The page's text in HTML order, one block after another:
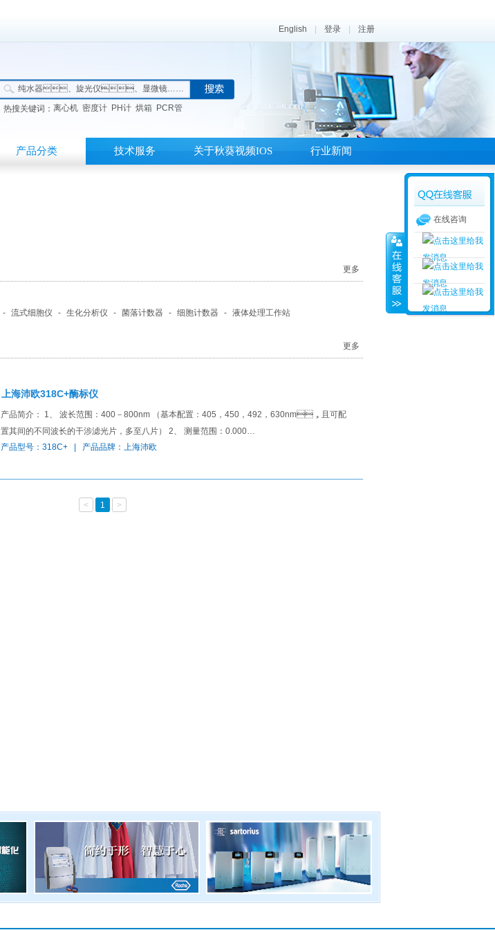
English 登录 注册
热搜关键词： 离心机 密度计 PH计 烘箱 PCR管
产品分类 技术服务 关于秋葵视频IOS 行业新闻
更多
- 流式细胞仪 - 生化分析仪 - 菌落计数器 - 细胞计数器 - 液体处理工作站
更多
上海沛欧318C+酶标仪
产品简介： 1、 波长范围：400－800nm （基本配置：405，450，492，630nm，且可配
置其间的不同波长的干涉滤光片，多至八片） 2、 测量范围：0.000…
产品型号：318C+ | 产品品牌：上海沛欧
< 1 >
在线咨询